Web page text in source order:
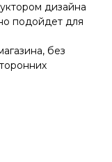
дизайна
подойдет для
без